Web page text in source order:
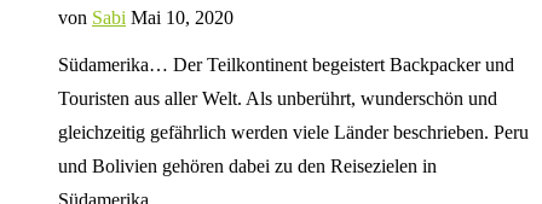
von Sabi Mai 10, 2020
Südamerika… Der Teilkontinent begeistert Backpacker und
Touristen aus aller Welt. Als unberührt, wunderschön und
gleichzeitig gefährlich werden viele Länder beschrieben. Peru
und Bolivien gehören dabei zu den Reisezielen in
Südamerika, …